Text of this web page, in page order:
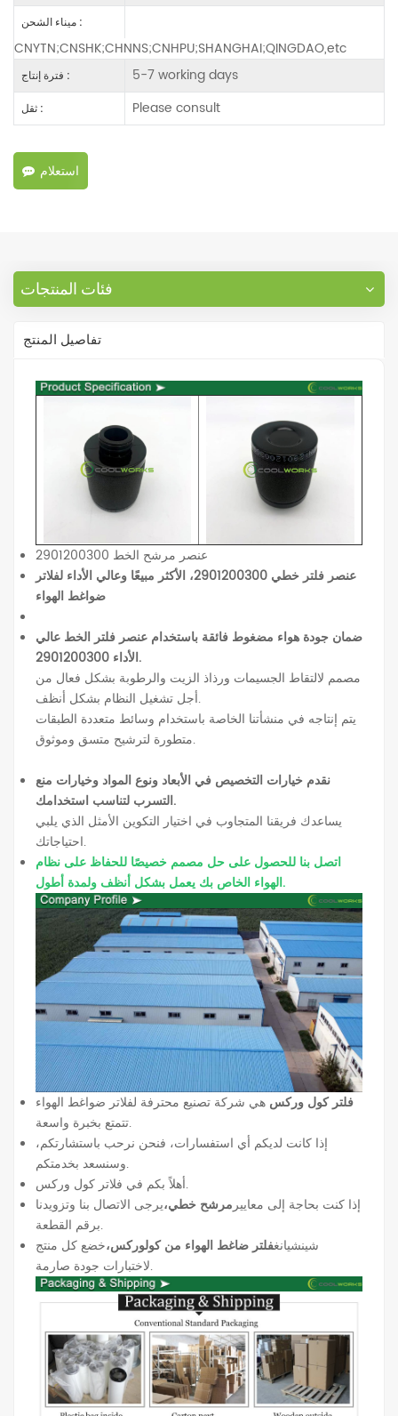
ميناء الشحن :
CNYTN;CNSHK;CHNNS;CNHPU;SHANGHAI;QINGDAO,etc
فترة إنتاج : 5-7 working days
ثقل : Please consult
استعلام
فئات المنتجات
تفاصيل المنتج
عنصر مرشح الخط 2901200300
عنصر فلتر خطي 2901200300، الأكثر مبيعًا وعالي الأداء لفلاتر
ضواغط الهواء
ضمان جودة هواء مضغوط فائقة باستخدام عنصر فلتر الخط عالي
الأداء 2901200300.
مصمم لالتقاط الجسيمات ورذاذ الزيت والرطوبة بشكل فعال من
أجل تشغيل النظام بشكل أنظف.
يتم إنتاجه في منشأتنا الخاصة باستخدام وسائط متعددة الطبقات
متطورة لترشيح متسق وموثوق.
نقدم خيارات التخصيص في الأبعاد ونوع المواد وخيارات منع
التسرب لتناسب استخدامك.
يساعدك فريقنا المتجاوب في اختيار التكوين الأمثل الذي يلبي
احتياجاتك.
اتصل بنا للحصول على حل مصمم خصيصًا للحفاظ على نظام
الهواء الخاص بك يعمل بشكل أنظف ولمدة أطول.
فلتر كول وركس هي شركة تصنيع محترفة لفلاتر ضواغط الهواء
تتمتع بخبرة واسعة.
إذا كانت لديكم أي استفسارات، فنحن نرحب باستشارتكم،
وسنسعد بخدمتكم.
أهلاً بكم في فلاتر كول وركس.
إذا كنت بحاجة إلى معاييرمرشح خطي،يرجى الاتصال بنا وتزويدنا
برقم القطعة.
شينشيانغفلتر ضاغط الهواء من كولوركس،خضع كل منتج
لاختبارات جودة صارمة.